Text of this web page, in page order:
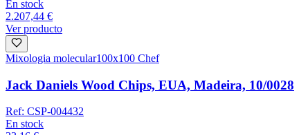
En stock
2.207,44 €
Ver producto
Mixologia molecular100x100 Chef
Jack Daniels Wood Chips, EUA, Madeira, 10/0028
Ref: CSP-004432
En stock